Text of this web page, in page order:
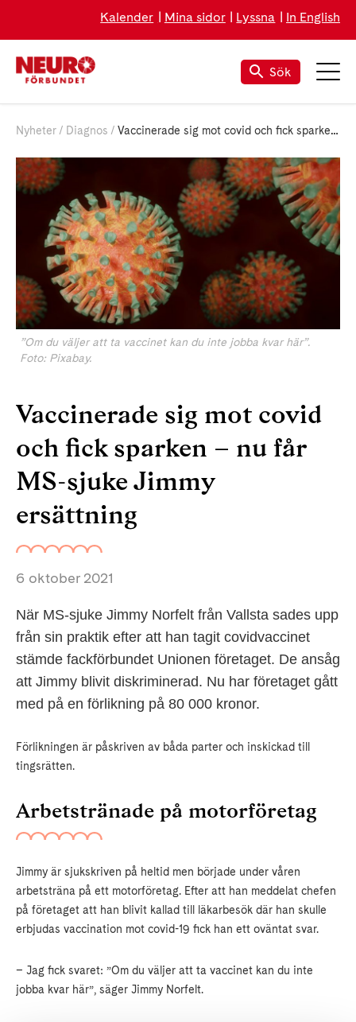
Kalender Mina sidor Lyssna In English
Sök
Nyheter Diagnos Vaccinerade sig mot covid och fick sparken – nu får MS-sjuke Jimmy ersättning
”Om du väljer att ta vaccinet kan du inte jobba kvar här”.
Foto: Pixabay.
Vaccinerade sig mot covid
och fick sparken – nu får
MS-sjuke Jimmy
ersättning
6 oktober 2021
När MS-sjuke Jimmy Norfelt från Vallsta sades upp
från sin praktik efter att han tagit covidvaccinet
stämde fackförbundet Unionen företaget. De ansåg
att Jimmy blivit diskriminerad. Nu har företaget gått
med på en förlikning på 80 000 kronor.
Förlikningen är påskriven av båda parter och inskickad till
tingsrätten.
Arbetstränade på motorföretag
Jimmy är sjukskriven på heltid men började under våren
arbetsträna på ett motorföretag. Efter att han meddelat chefen
på företaget att han blivit kallad till läkarbesök där han skulle
erbjudas vaccination mot covid-19 fick han ett oväntat svar.
– Jag fick svaret: ”Om du väljer att ta vaccinet kan du inte
jobba kvar här”, säger Jimmy Norfelt.